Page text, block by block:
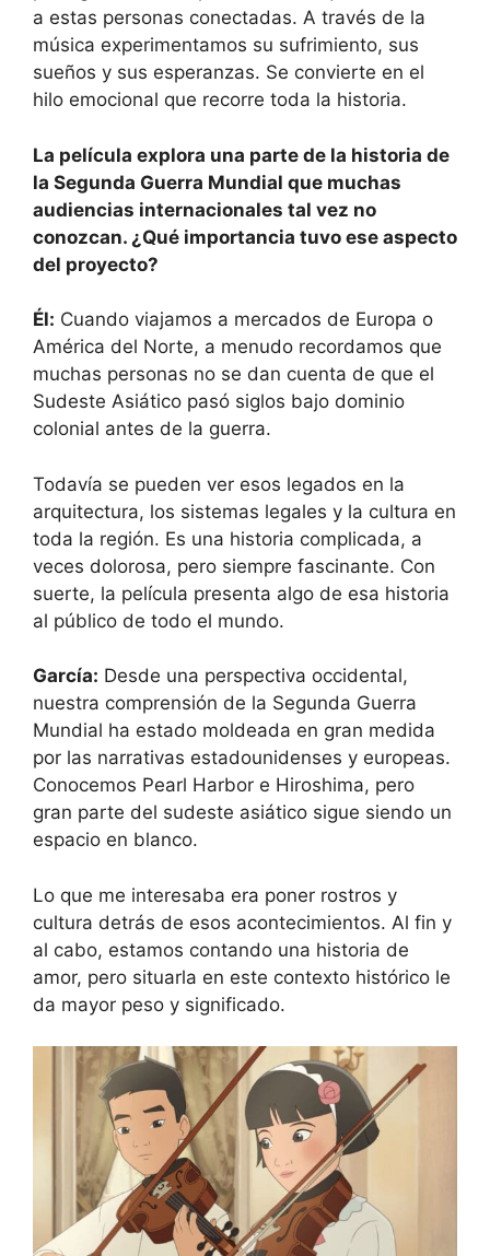
a estas personas conectadas. A través de la
música experimentamos su sufrimiento, sus
sueños y sus esperanzas. Se convierte en el
hilo emocional que recorre toda la historia.
La película explora una parte de la historia de
la Segunda Guerra Mundial que muchas
audiencias internacionales tal vez no
conozcan. ¿Qué importancia tuvo ese aspecto
del proyecto?
Él: Cuando viajamos a mercados de Europa o
América del Norte, a menudo recordamos que
muchas personas no se dan cuenta de que el
Sudeste Asiático pasó siglos bajo dominio
colonial antes de la guerra.
Todavía se pueden ver esos legados en la
arquitectura, los sistemas legales y la cultura en
toda la región. Es una historia complicada, a
veces dolorosa, pero siempre fascinante. Con
suerte, la película presenta algo de esa historia
al público de todo el mundo.
García: Desde una perspectiva occidental,
nuestra comprensión de la Segunda Guerra
Mundial ha estado moldeada en gran medida
por las narrativas estadounidenses y europeas.
Conocemos Pearl Harbor e Hiroshima, pero
gran parte del sudeste asiático sigue siendo un
espacio en blanco.
Lo que me interesaba era poner rostros y
cultura detrás de esos acontecimientos. Al fin y
al cabo, estamos contando una historia de
amor, pero situarla en este contexto histórico le
da mayor peso y significado.